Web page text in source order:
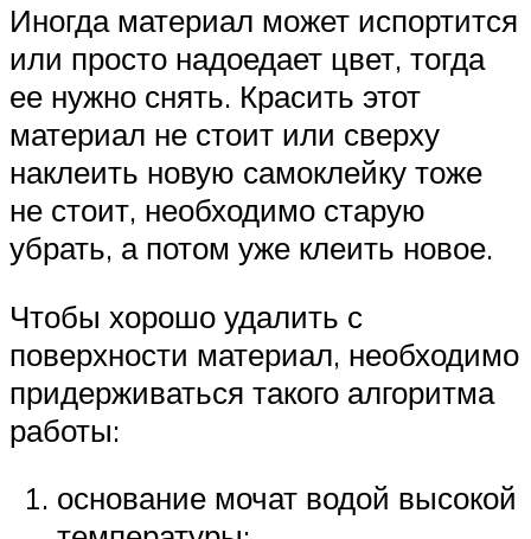
Иногда материал может испортится
или просто надоедает цвет, тогда
ее нужно снять. Красить этот
материал не стоит или сверху
наклеить новую самоклейку тоже
не стоит, необходимо старую
убрать, а потом уже клеить новое.
Чтобы хорошо удалить с
поверхности материал, необходимо
придерживаться такого алгоритма
работы:
основание мочат водой высокой